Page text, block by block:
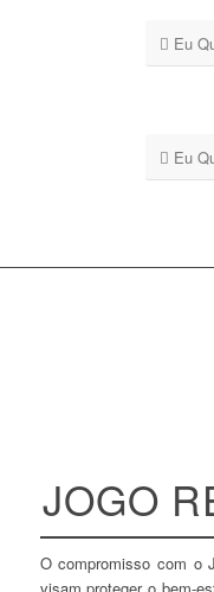
Eu
Eu
JOGO
O compromisso com o